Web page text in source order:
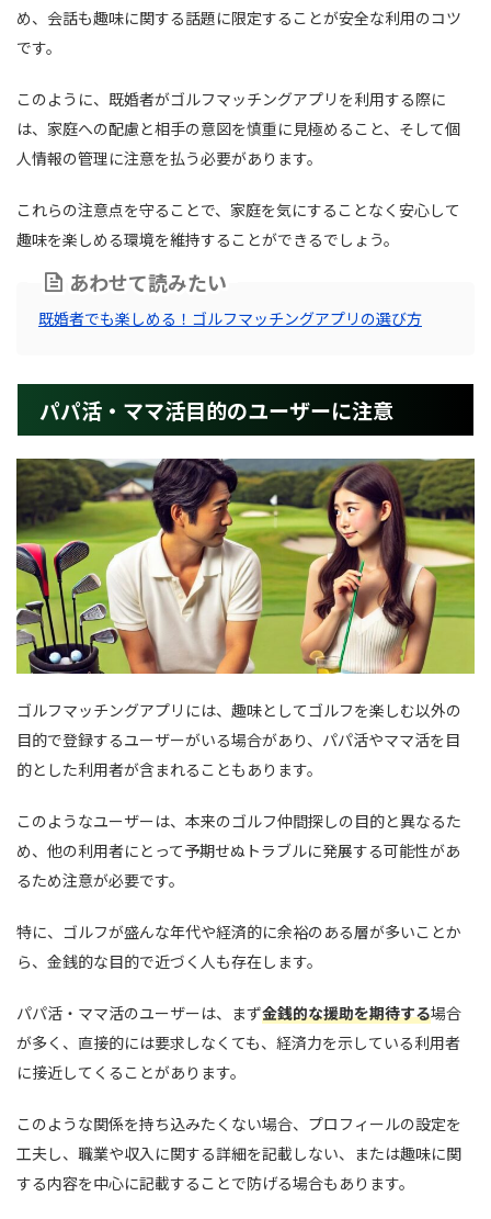
め、会話も趣味に関する話題に限定することが安全な利用のコツ
です。
このように、既婚者がゴルフマッチングアプリを利用する際に
は、家庭への配慮と相手の意図を慎重に見極めること、そして個
人情報の管理に注意を払う必要があります。
これらの注意点を守ることで、家庭を気にすることなく安心して
趣味を楽しめる環境を維持することができるでしょう。
あわせて読みたい
既婚者でも楽しめる！ゴルフマッチングアプリの選び方
パパ活・ママ活目的のユーザーに注意
ゴルフマッチングアプリには、趣味としてゴルフを楽しむ以外の
目的で登録するユーザーがいる場合があり、パパ活やママ活を目
的とした利用者が含まれることもあります。
このようなユーザーは、本来のゴルフ仲間探しの目的と異なるた
め、他の利用者にとって予期せぬトラブルに発展する可能性があ
るため注意が必要です。
特に、ゴルフが盛んな年代や経済的に余裕のある層が多いことか
ら、金銭的な目的で近づく人も存在します。
パパ活・ママ活のユーザーは、まず金銭的な援助を期待する場合
が多く、直接的には要求しなくても、経済力を示している利用者
に接近してくることがあります。
このような関係を持ち込みたくない場合、プロフィールの設定を
工夫し、職業や収入に関する詳細を記載しない、または趣味に関
する内容を中心に記載することで防げる場合もあります。